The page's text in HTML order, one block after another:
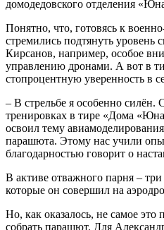
домодедовского отделения
Понятно, что, готовясь к
стремились подтянуть уровень
Кирсанов, например, особое
управлению дронами. А вот в
стопроцентную уверенность в
– В стрельбе я особенно силён.
тренировках в тире «Дома
освоил тему
парашюта. Этому нас учили
благодарностью говорит о
В активе отважного парня –
которые он совершил на
Но, как оказалось, не самое это
собрать парашют. Для